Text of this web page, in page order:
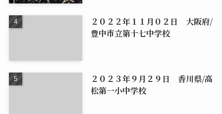
２０２２年１１月０２日 大阪府/
豊中市立第十七中学校
２０２３年９月２９日 香川県/高
松第一小中学校